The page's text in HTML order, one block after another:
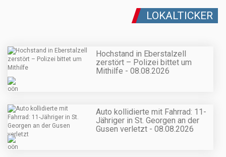
LOKALTICKER
Hochstand in Eberstalzell
zerstört – Polizei bittet um
Mithilfe - 08.08.2026
Auto kollidierte mit Fahrrad: 11-
Jähriger in St. Georgen an der
Gusen verletzt - 08.08.2026